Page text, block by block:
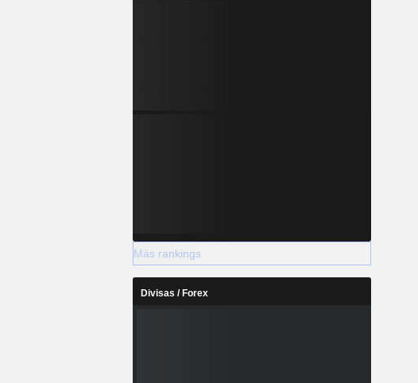
Más rankings
Divisas / Forex